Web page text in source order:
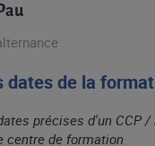
dates de la
précises d'un CCP /
centre de formation